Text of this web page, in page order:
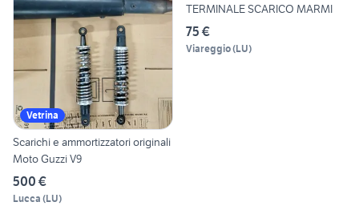
Vetrina
Scarichi e ammortizzatori originali
Moto Guzzi V9
500 €
Lucca (LU)
TERMINALE SCARICO MARMI
75 €
Viareggio(LU)